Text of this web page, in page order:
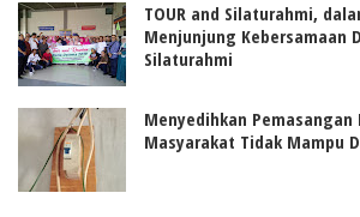
TOUR and Silaturahmi,
Menjunjung Kebersamaan
Silaturahmi
Menyedihkan
Masyarakat Tidak Mampu